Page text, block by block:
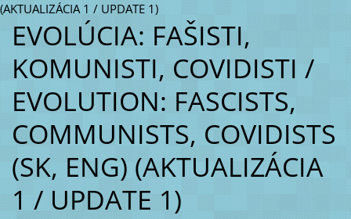
(AKTUALIZÁCIA 1 / UPDATE 1)
EVOLÚCIA: FAŠISTI,
KOMUNISTI, COVIDISTI /
EVOLUTION: FASCISTS,
COMMUNISTS, COVIDISTS
(SK, ENG) (AKTUALIZÁCIA
1 / UPDATE 1)